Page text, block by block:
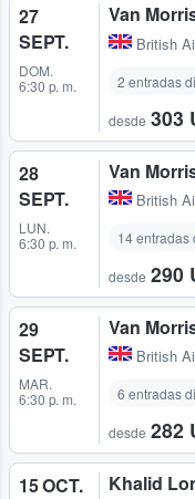
27
SEPT.
DOM.
6:30 p. m.
Van
British
2 entradas
desde 303
28
SEPT.
LUN.
6:30 p. m.
Van
British
14
desde 290
29
SEPT.
MAR.
6:30 p. m.
Van
British
6 entradas
desde 282
15 OCT. Khalid